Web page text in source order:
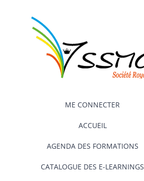
ME CONNECTER
ACCUEIL
AGENDA DES FORMATIONS
CATALOGUE DES E-LEARNINGS